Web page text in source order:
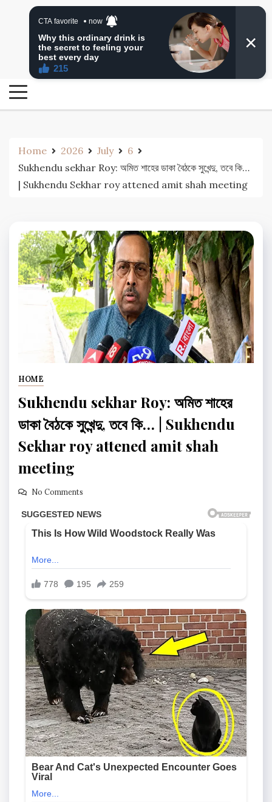
24 Ghanta Bangla News
24 Ghanta Bengali News
Home 2026 July
6
Sukhendu sekhar Roy: অমিত শাহের ডাকা বৈঠকে সুখেন্দু, তবে কি…
| Sukhendu Sekhar roy attened amit shah meeting
HOME
Sukhendu sekhar Roy: অমিত শাহের
ডাকা বৈঠকে সুখেন্দু, তবে কি… | Sukhendu
Sekhar roy attened amit shah
meeting
No Comments